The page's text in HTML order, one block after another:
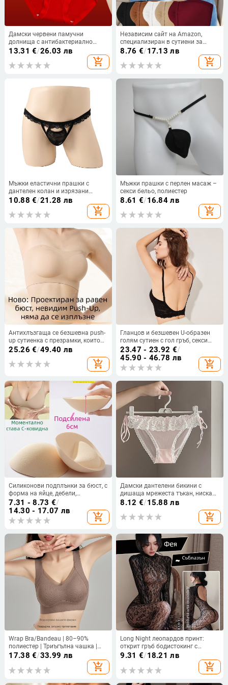
Дамски червени памучни
долнища с антибактериално
покритие, висока талия за
стягане на корема и повдигане
на седалището; изцяло памучен
13.31 €/26.03 лв
add_shopping_cart
Независим сайт на Amazon,
специализиран в сутиени за
големи размери без презрамки, с
корсет и закопчаване отпред, с
пуш-ъп ефект и красив дизайн на
8.76 €/17.13 лв
add_shopping_cart
Мъжки еластични прашки с
дантелен колан и изрязани
панели
10.88 €/21.28 лв
add_shopping_cart
Мъжки прашки с перлен масаж –
секси бельо, полиестер
8.61 €/16.84 лв
add_shopping_cart
Антихлъзгаща се безшевна push-
up сутиенка с презрамки, които
се свалят, странична опора за
малък бюст, невидим дизайн
25.26 €/49.40 лв
add_shopping_cart
Гланцов и безшевен U-образен
голям сутиен с гол гръб, секси
бельо с повдигащ ефект, дамски
дантелен невидим сутиен 90CD
95CD
23.47 - 23.92 €/
45.90 - 46.78 лв
add_shopping_cart
Силиконови подплънки за бюст, с
форма на яйце, дебели,
самозалепващи, дишащи,
невидими
7.31 - 8.73 €/
14.30 - 17.07 лв
add_shopping_cart
Дамски дантелени бикини с
дишаща мрежеста тъкан, ниска
талия, основен материал:
найлон, подплата: 100% памук
8.12 €/15.88 лв
add_shopping_cart
Wrap Bra/Bandeau | 80–90%
полиестер | Триъгълна чашка |
Дишаща, безшевна, повдигаща,
термална, дълбок гръб, сладък
стил
17.38 €/33.99 лв
add_shopping_cart
Long Night леопардов принт:
открит гръб бодистокинг с
чорапи и мрежест дизайн –
9.31 €/18.21 лв
add_shopping_cart